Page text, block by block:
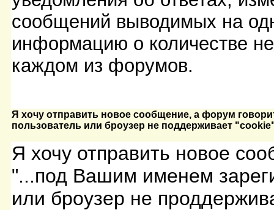
сообщений выводимых на
информацию о количестве
каждом из форумов.
Я хочу отправить новое сообщение, а форум
пользователь или броузер не поддерживает
Я хочу отправить новое
"...под Вашим именем
или броузер не